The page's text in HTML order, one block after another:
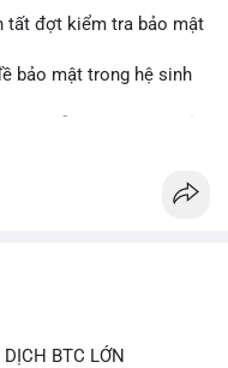
tất đợt kiểm tra bảo mật
bảo mật trong hệ sinh
giai đoạn này.
#btc
BTC LỚN